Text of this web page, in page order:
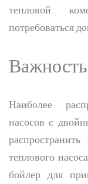
тепловой
потребоваться
Наиболее
насосов с
теплового
бойлер для